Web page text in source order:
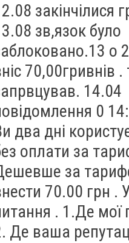
закінчілися
зв,язок було
о
70,00гривнів
14.04
0
два дні
оплати за
за
70.00 грн .
. 1.Де мої
Де ваша